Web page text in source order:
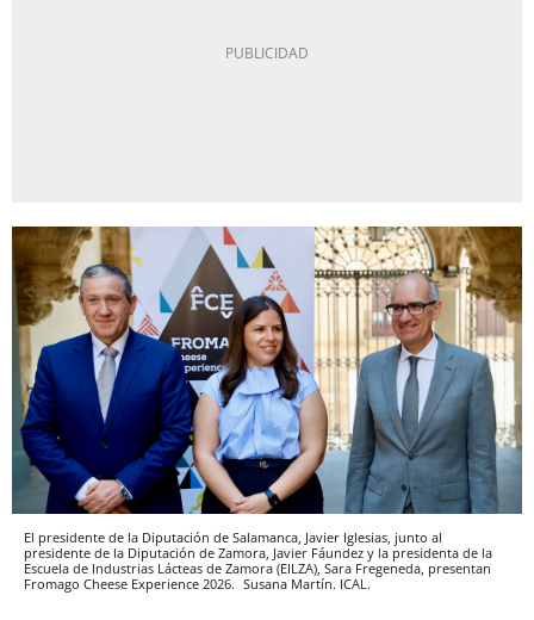
El presidente de la Diputación de Salamanca, Javier Iglesias, junto al
presidente de la Diputación de Zamora, Javier Fáundez y la presidenta de la
Escuela de Industrias Lácteas de Zamora (EILZA), Sara Fregeneda, presentan
Fromago Cheese Experience 2026. Susana Martín. ICAL.